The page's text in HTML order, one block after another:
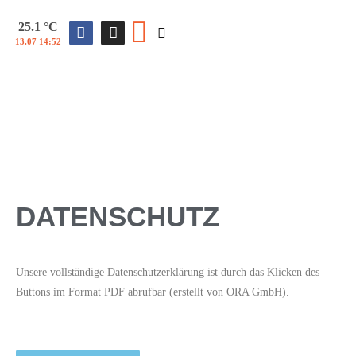
25.1 °C
13.07 14:52
DATENSCHUTZ
Unsere vollständige Datenschutzerklärung ist durch das Klicken des
Buttons im Format PDF abrufbar (erstellt von ORA GmbH).